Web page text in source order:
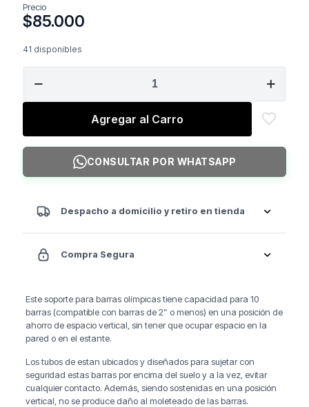
Precio
$85.000
41 disponibles
GO
10
Pcs
Agregar al Carro
CONSULTAR POR WHATSAPP
Despacho a domicilio y retiro en tienda
Compra Segura
Este soporte para barras olímpicas tiene capacidad para 10
barras (compatible con barras de 2” o menos) en una posición de
ahorro de espacio vertical, sin tener que ocupar espacio en la
pared o en el estante.
Los tubos de estan ubicados y diseñados para sujetar con
seguridad estas barras por encima del suelo y a la vez, evitar
cualquier contacto. Además, siendo sostenidas en una posición
vertical, no se produce daño al moleteado de las barras.